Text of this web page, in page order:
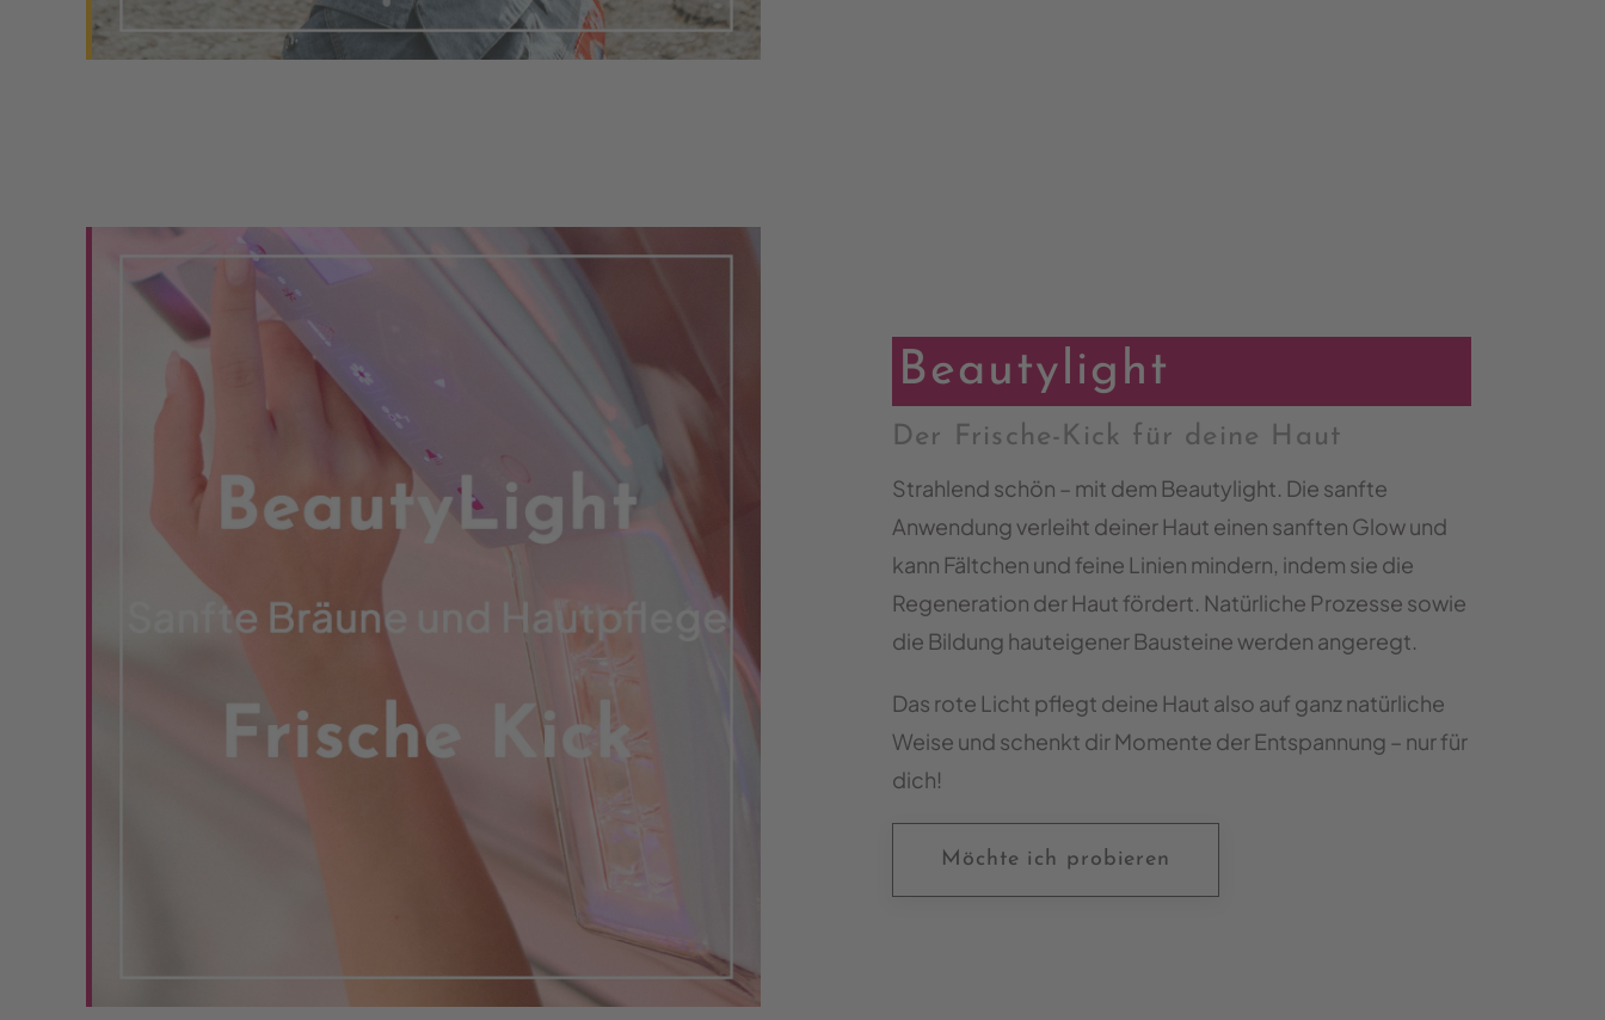
Beautylight
Der Frische-Kick für deine Haut
Strahlend schön – mit dem Beautylight. Die sanfte
Anwendung verleiht deiner Haut einen sanften Glow und
kann Fältchen und feine Linien mindern, indem sie die
Regeneration der Haut fördert. Natürliche Prozesse sowie
die Bildung hauteigener Bausteine werden angeregt.
Das rote Licht pflegt deine Haut also auf ganz natürliche
Weise und schenkt dir Momente der Entspannung – nur für
dich!
Möchte ich probieren